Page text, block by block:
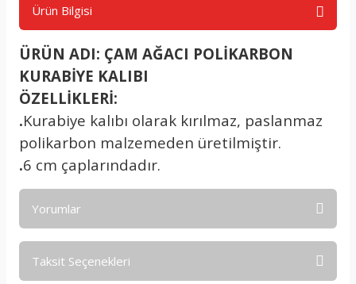
Ürün Bilgisi
ÜRÜN ADI: ÇAM AĞACI POLİKARBON
KURABİYE KALIBI
ÖZELLİKLERİ:
.Kurabiye kalıbı olarak kırılmaz, paslanmaz
polikarbon malzemeden üretilmiştir.
.6 cm çaplarındadır.
Yorumlar
Taksit Seçenekleri